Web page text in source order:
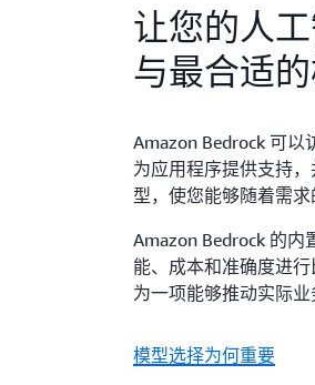
让您的人
与最合适
Amazon Bedrock 可以
为应用程序提供支持
型，使您能够随着需求
Amazon Bedrock 的内
能、成本和准确度进
为一项能够推动实际业
模型选择为何重要